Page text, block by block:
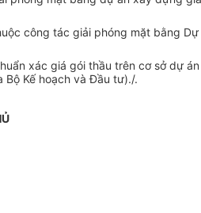
công tác giải phóng mặt bằng
xác giá gói thầu trên cơ sở dự
Kế hoạch và Đầu tư)./.